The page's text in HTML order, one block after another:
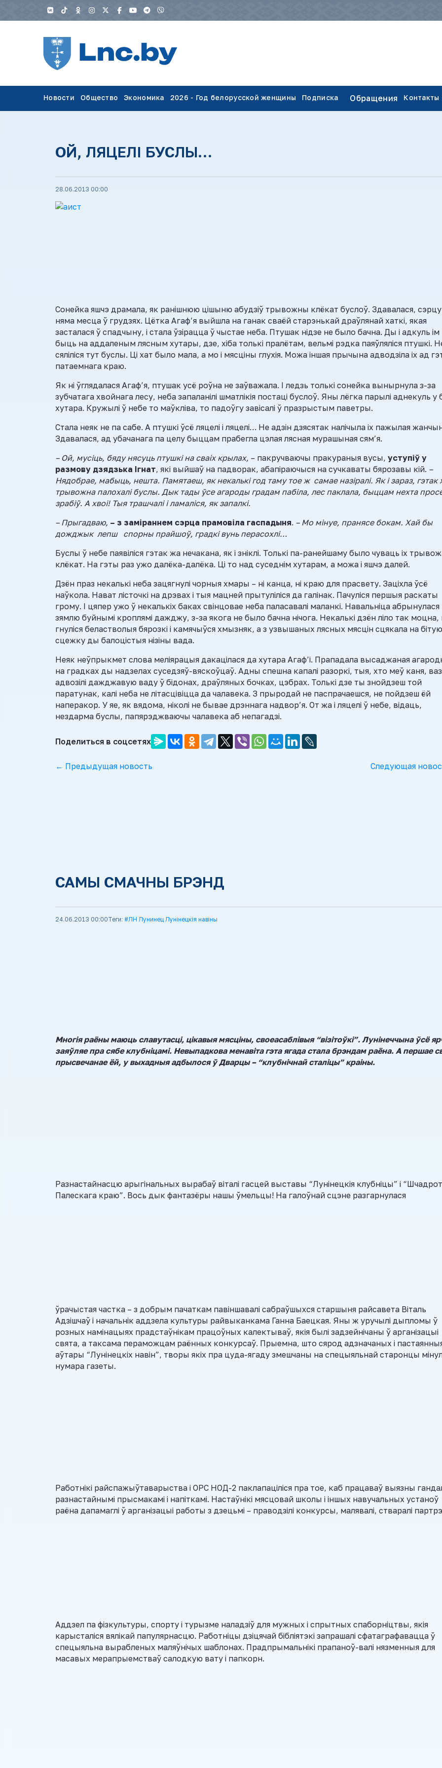
Новости Общество Экономика 2026 - Год белорусской женщины Подписка Обращения Контакты
ОЙ, ЛЯЦЕЛІ БУСЛЫ…
28.06.2013 00:00
Сонейка яшчэ драмала, як ранішнюю цішыню абудзіў трывожны клёкат буслоў. Здавалася, сэрцу
няма месца ў грудзях. Цётка Агаф’я выйшла на ганак сваёй старэнькай драўлянай хаткі, якая
засталася ў спадчыну, і стала ўзірацца ў чыстае неба. Птушак нідзе не было бачна. Ды і адкуль ім
быць на аддаленым лясным хутары, дзе, хіба толькі пралётам, вельмі рэдка паяўляліся птушкі.
сяліліся тут буслы. Ці хат было мала, а мо і мясціны глухія. Можа іншая прычына адводзіла іх ад
патаемнага краю.
Як ні ўглядалася Агаф’я, птушак усё роўна не заўважала. І ледзь толькі сонейка вынырнула з-за
зубчатага хвойнага лесу, неба запаланілі шматлікія постаці буслоў. Яны лёгка парылі аднекуль у
хутара. Кружылі ў небе то маўкліва, то падоўгу завісалі ў празрыстым паветры.
Стала неяк не па сабе. А птушкі ўсё ляцелі і ляцелі… Не адзін дзясятак налічыла іх пажылая
Здавалася, ад убачанага па целу быццам прабегла цэлая лясная мурашыная сям’я.
– Ой, мусіць, бяду нясуць птушкі на сваіх крылах, – пакручваючы пракураныя вусы, уступіў у
размову дзядзька Ігнат, які выйшаў на падворак, абапіраючыся на сучкаваты бярозавы кій. –
Нядобрае, мабыць, нешта. Памятаеш, як некалькі год таму тое ж самае назіралі. Як і зараз, гэтак
трывожна палохалі буслы. Дык тады ўсе агароды градам пабіла, лес паклала, быццам нехта
зрабіў. А хвоі! Тыя трашчалі і ламаліся, як запалкі.
– Прыгадваю, – з заміраннем сэрца прамовіла гаспадыня. – Мо мінуе, пранясе бокам. Хай бы
дожджык лепш спорны прайшоў, градкі вунь перасохлі…
Буслы ў небе паявіліся гэтак жа нечакана, як і зніклі. Толькі па-ранейшаму было чуваць іх
клёкат. На гэты раз ужо далёка-далёка. Ці то над суседнім хутарам, а можа і яшчэ далей.
Дзён праз некалькі неба зацягнулі чорныя хмары – ні канца, ні краю для прасвету. Заціхла ўсё
наўкола. Нават лісточкі на дрэвах і тыя мацней прытуліліся да галінак. Пачуліся першыя раскаты
грому. І цяпер ужо ў некалькіх баках свінцовае неба паласавалі маланкі. Навальніца абрынулася
зямлю буйнымі кроплямі дажджу, з-за якога не было бачна нічога. Некалькі дзён ліло так
гнуліся беластволыя бярозкі і камячыўся хмызняк, а з узвышаных лясных мясцін сцякала на бітую
сцежку ды балоцістыя нізіны вада.
Неяк неўпрыкмет слова меліярацыя дакацілася да хутара Агаф’і. Прападала высаджаная
на градках ды надзелах суседзяў-вяскоўцаў. Адны спешна капалі разоркі, тыя, хто меў каня,
адвозілі дажджавую ваду ў бідонах, драўляных бочках, цэбрах. Толькі дзе ты знойдзеш той
паратунак, калі неба не літасцівіцца да чалавека. З прыродай не паспрачаешся, не пойдзеш ёй
наперакор. У яе, як вядома, ніколі не бывае дрэннага надвор’я. От жа і ляцелі ў небе, відаць,
нездарма буслы, папярэджваючы чалавека аб непагадзі.
Поделиться в соцсетях
← Предыдущая новость Следующая
САМЫ СМАЧНЫ БРЭНД
24.06.2013 00:00Теги: #ЛН Лунинец Лунінецкія навіны
Многія раёны маюць славутасці, цікавыя мясціны, своеасаблівыя “візітоўкі”. Лунінеччына ўсё
заяўляе пра сябе клубніцамі. Невыпадкова менавіта гэта ягада стала брэндам раёна. А першае
прысвечанае ёй, у выхадныя адбылося ў Дварцы – “клубнічнай сталіцы” краіны.
Разнастайнасцю арыгінальных вырабаў віталі гасцей выставы “Лунінецкія клубніцы” і
Палескага краю”. Вось дык фантазёры нашы ўмельцы! На галоўнай сцэне разгарнулася
ўрачыстая частка – з добрым пачаткам павіншавалі сабраўшыхся старшыня райсавета Віталь
Адзішчаў і начальнік аддзела культуры райвыканкама Ганна Баецкая. Яны ж уручылі дыпломы ў
розных намінацыях прадстаўнікам працоўных калектываў, якія былі задзейнічаны ў арганізацыі
свята, а таксама пераможцам раённых конкурсаў. Прыемна, што сярод адзначаных і
аўтары “Лунінецкіх навін”, творы якіх пра цуда-ягаду змешчаны на спецыяльнай старонцы
нумара газеты.
Работнікі райспажыўтаварыства і ОРС НОД-2 паклапаціліся пра тое, каб працаваў выязны
разнастайнымі прысмакамі і напіткамі. Настаўнікі мясцовай школы і іншых навучальных устаноў
раёна дапамаглі ў арганізацыі работы з дзецьмі – праводзілі конкурсы, малявалі, стваралі
Аддзел па фізкультуры, спорту і турызме наладзіў для мужных і спрытных спаборніцтвы, якія
карысталіся вялікай папулярнасцю. Работніцы дзіцячай бібліятэкі запрашалі сфатаграфавацца ў
спецыяльна вырабленых маляўнічых шаблонах. Прадпрымальнікі прапаноў-валі нязменныя для
масавых мерапрыемстваў салодкую вату і папкорн.